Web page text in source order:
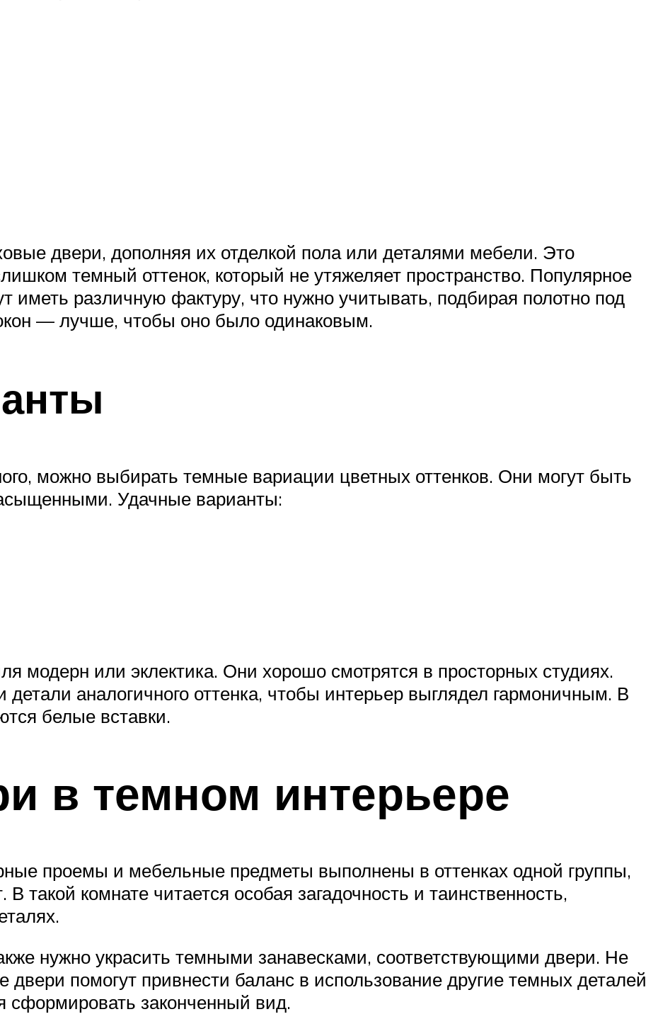
двери, дополняя их отделкой пола или деталями мебели. Это
темный оттенок, который не утяжеляет пространство. Популярное
различную фактуру, что нужно учитывать, подбирая полотно под
— лучше, чтобы оно было одинаковым.
можно выбирать темные вариации цветных оттенков. Они могут быть
Удачные варианты:
модерн или эклектика. Они хорошо смотрятся в просторных студиях.
аналогичного оттенка, чтобы интерьер выглядел гармоничным. В
белые вставки.
в темном интерьере
проемы и мебельные предметы выполнены в оттенках одной группы,
такой комнате читается особая загадочность и таинственность,
нужно украсить темными занавесками, соответствующими двери. Не
двери помогут привнести баланс в использование другие темных деталей
сформировать законченный вид.